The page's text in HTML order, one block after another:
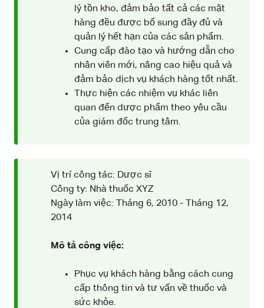
lý tồn kho, đảm bảo tất cả các mặt
hàng đều được bổ sung đầy đủ và
quản lý hết hạn của các sản phẩm.
Cung cấp đào tạo và hướng dẫn cho
nhân viên mới, nâng cao hiệu quả và
đảm bảo dịch vụ khách hàng tốt nhất.
Thực hiện các nhiệm vụ khác liên
quan đến dược phẩm theo yêu cầu
của giám đốc trung tâm.
Vị trí công tác: Dược sĩ
Công ty: Nhà thuốc XYZ
Ngày làm việc: Tháng 6, 2010 - Tháng 12,
2014
Mô tả công việc:
Phục vụ khách hàng bằng cách cung
cấp thông tin và tư vấn về thuốc và
sức khỏe.